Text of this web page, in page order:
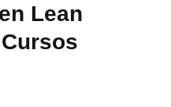
Lean